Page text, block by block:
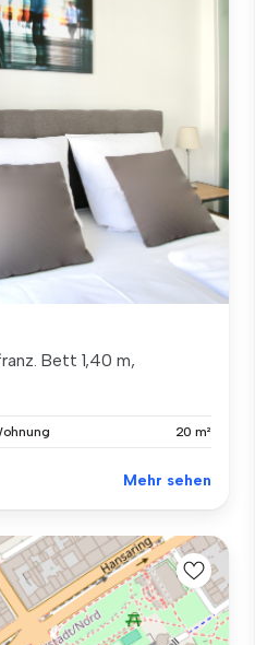
Bett 1,40 m,
20 m²
Mehr sehen